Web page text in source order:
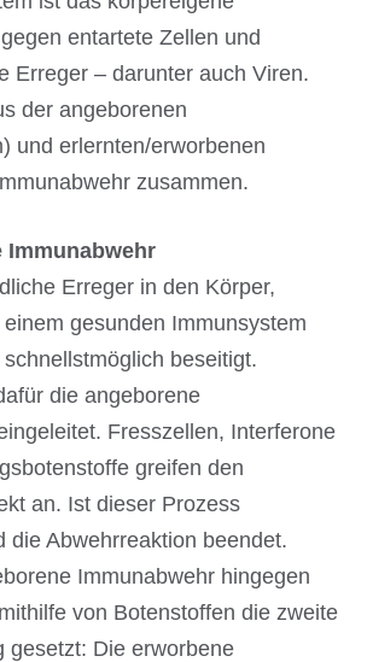
entartete Zellen und
Erreger – darunter auch Viren.
der angeborenen
und erlernten/erworbenen
zusammen.
Immunabwehr
Erreger in den Körper,
gesunden Immunsystem
beseitigt.
die angeborene
Fresszellen, Interferone
greifen den
an. Ist dieser Prozess
die Abwehrreaktion beendet.
Immunabwehr hingegen
von Botenstoffen die zweite
gesetzt: Die erworbene